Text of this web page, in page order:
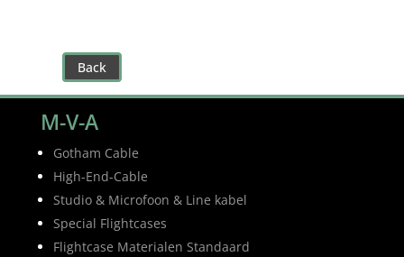
Back
M-V-A
Gotham Cable
High-End-Cable
Studio & Microfoon & Line kabel
Special Flightcases
Flightcase Materialen Standaard